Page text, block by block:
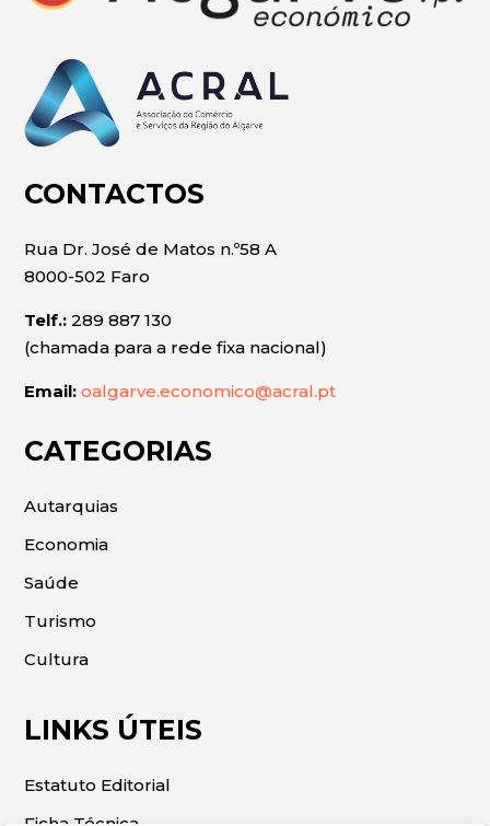
CONTACTOS
Rua Dr. José de Matos n.º58 A
8000-502 Faro
Telf.: 289 887 130
(chamada para a rede fixa nacional)
Email: oalgarve.economico@acral.pt
CATEGORIAS
Autarquias
Economia
Saúde
Turismo
Cultura
LINKS ÚTEIS
Estatuto Editorial